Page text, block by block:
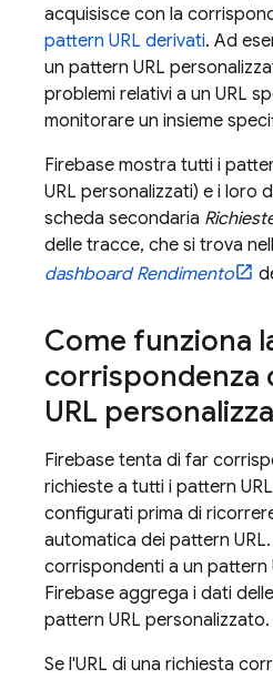
acquisisce con la
pattern URL derivati. Ad
un pattern URL
problemi relativi a un URL
monitorare un insieme
Firebase mostra tutti i
URL personalizzati) e i loro
scheda secondaria
delle tracce, che si trova
dashboard Rendimento
Come funziona
corrispondenza
URL
Firebase tenta di far
richieste a tutti i pattern
configurati prima di
automatica dei pattern
corrispondenti a un pattern
Firebase aggrega i dati
pattern URL personalizzato.
Se l'URL di una richiesta